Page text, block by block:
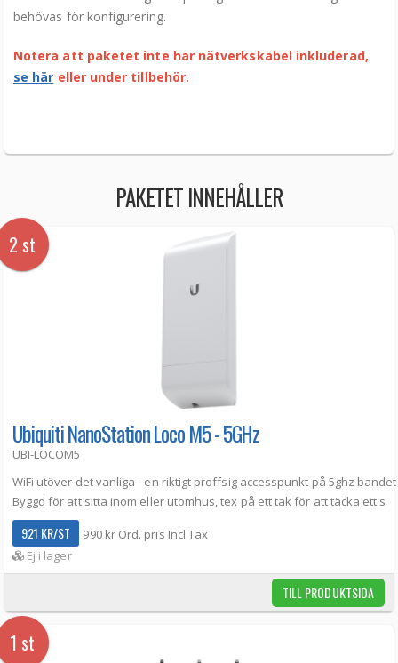
behövas för konfigurering.
Notera att paketet inte har nätverkskabel inkluderad,
se här eller under tillbehör.
PAKETET INNEHÅLLER
2 st
Ubiquiti NanoStation Loco M5 - 5GHz
UBI-LOCOM5
WiFi utöver det vanliga - en riktigt proffsig accesspunkt på 5ghz bandet
Byggd för att sitta inom eller utomhus, tex på ett tak för att täcka ett s
921 KR/ST
990 kr Ord. pris Incl Tax
Ej i lager
TILL PRODUKTSIDA
1 st